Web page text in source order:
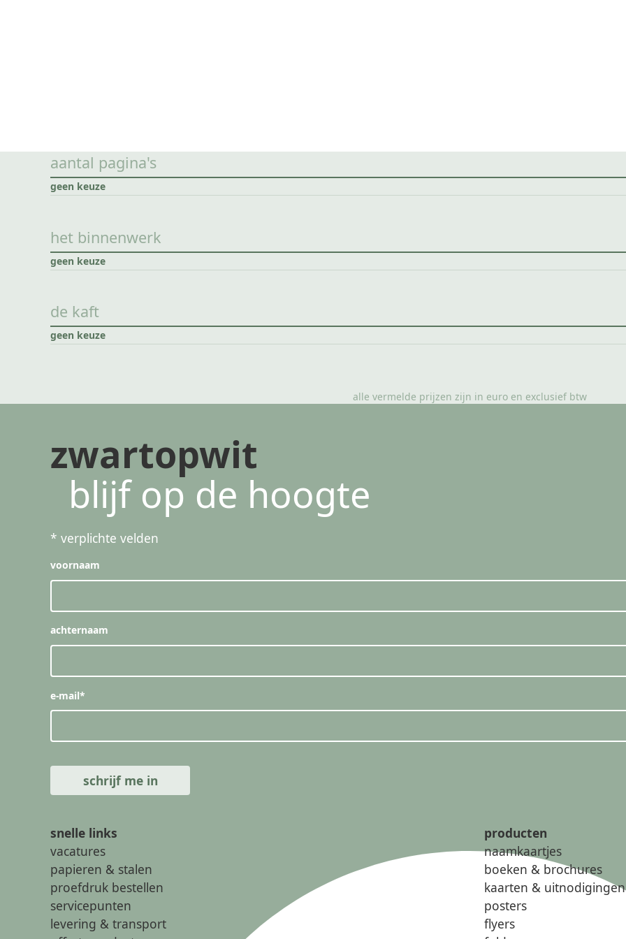
aantal pagina's
geen keuze
het binnenwerk
geen keuze
de kaft
geen keuze
alle vermelde prijzen zijn in euro en exclusief btw
zwartopwit
blijf op de hoogte
* verplichte velden
voornaam
achternaam
e-mail*
snelle links
vacatures
papieren & stalen
proefdruk bestellen
servicepunten
levering & transport
producten
naamkaartjes
boeken & brochures
kaarten & uitnodigingen
posters
flyers